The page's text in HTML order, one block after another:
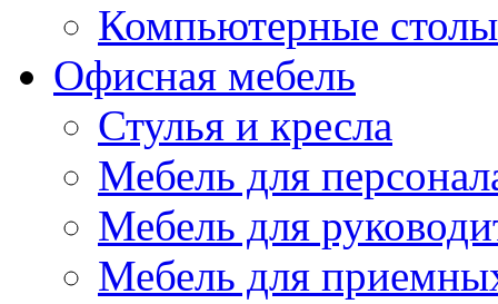
Компьютерные столы
Офисная мебель
Стулья и кресла
Мебель для
Мебель для
Мебель для